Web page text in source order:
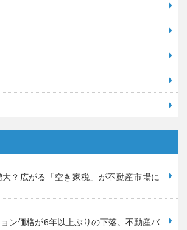
？広がる「空き家税」が不動産市場に
ン価格が6年以上ぶりの下落。不動産バ